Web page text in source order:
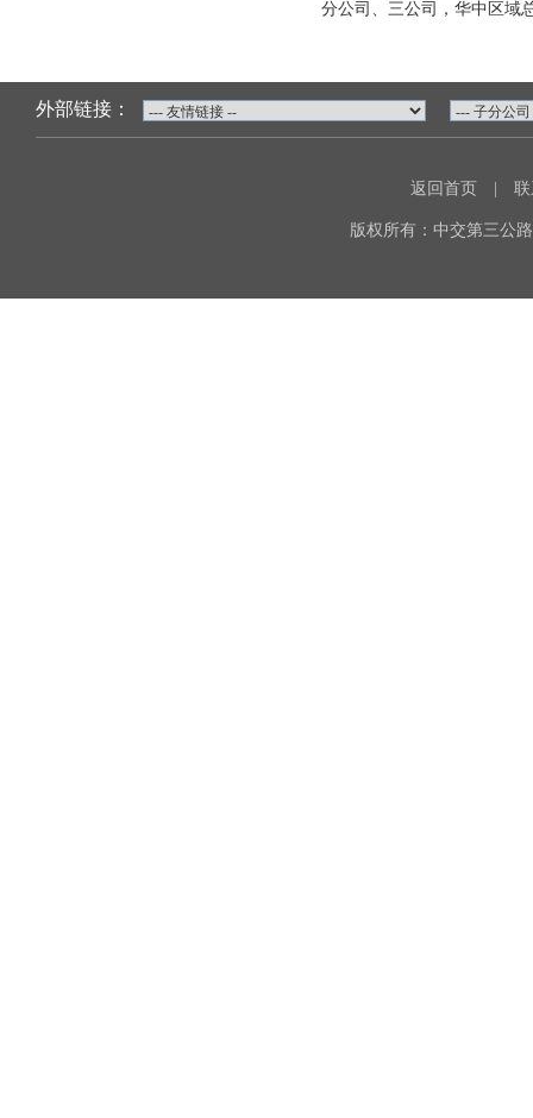
分公司、三公司，华中区域
外部链接：
返回首页
版权所有：中交第三